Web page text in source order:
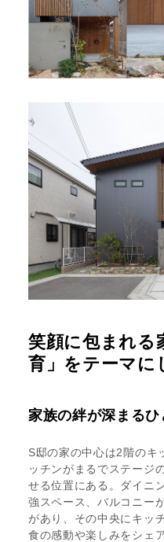
笑顔に包まれる
育」をテーマに
家族の絆が深まる
S邸の家の中心は2階のキ
ッチンがまるでステージ
せる位置にある。ダイニ
強スペース、バルコニー
があり、その中央にキッ
食の感動や楽しみをシェ